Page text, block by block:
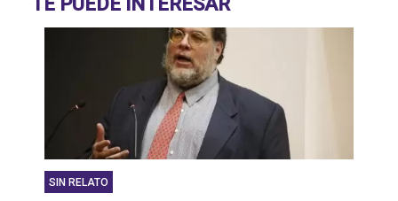
SIN RELATO